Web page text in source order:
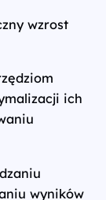
wzrost
ich
wyników